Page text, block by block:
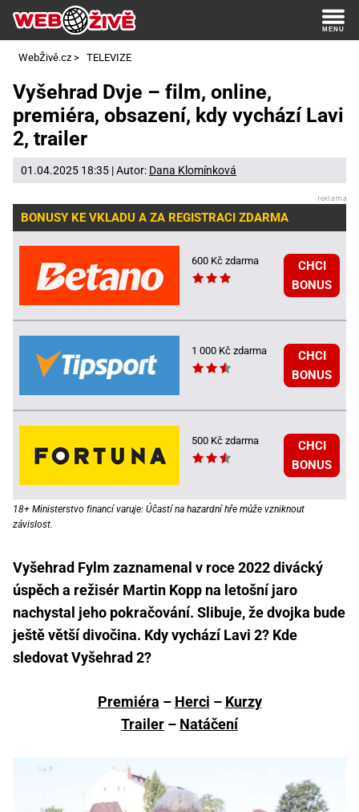
WebŽivě.cz > TELEVIZE
Vyšehrad Dvje – film, online,
premiéra, obsazení, kdy vychází Lavi
2, trailer
01.04.2025 18:35 | Autor: Dana Klomínková
BONUSY KE VKLADU A ZA REGISTRACI ZDARMA
600 Kč zdarma
CHCI
BONUS
1 000 Kč zdarma
CHCI
BONUS
500 Kč zdarma
CHCI
BONUS
18+ Ministerstvo financí varuje: Účastí na hazardní hře může vzniknout
závislost.
Vyšehrad Fylm zaznamenal v roce 2022 divácký
úspěch a režisér Martin Kopp na letošní jaro
nachystal jeho pokračování. Slibuje, že dvojka bude
ještě větší divočina. Kdy vychází Lavi 2? Kde
sledovat Vyšehrad 2?
Premiéra – Herci – Kurzy
Trailer – Natáčení